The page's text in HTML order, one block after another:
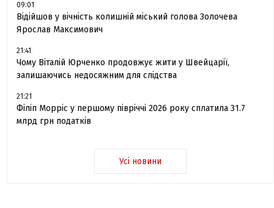
09:01
Відійшов у вічність колишній міський голова Золочева
Ярослав Максимович
21:41
Чому Віталій Юрченко продовжує жити у Швейцарії,
залишаючись недосяжним для слідства
21:21
Філіп Морріс у першому півріччі 2026 року сплатила 31.7
млрд грн податків
Усі новини